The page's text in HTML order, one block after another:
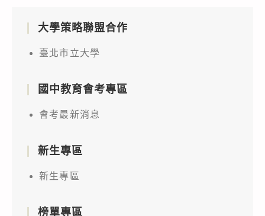
大學策略聯盟合作
臺北市立大學
國中教育會考專區
會考最新消息
新生專區
新生專區
榜單專區